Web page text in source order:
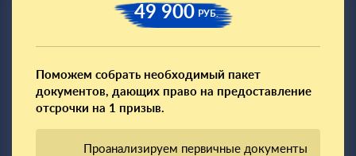
49 900 РУБ.
Поможем собрать необходимый пакет
документов, дающих право на предоставление
отсрочки на 1 призыв.
Проанализируем первичные документы